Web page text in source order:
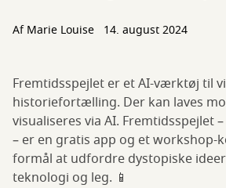
AfMarie Louise 14. august 2024
Fremtidsspejlet er et AI-værktøj til
historiefortælling. Der kan laves
visualiseres via AI. Fremtidsspejlet
– er en gratis app og et workshop-
formål at udfordre dystopiske
teknologi og leg. 📱